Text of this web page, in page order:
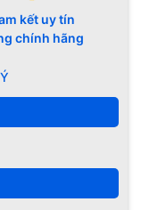
kết uy tín
chính hãng